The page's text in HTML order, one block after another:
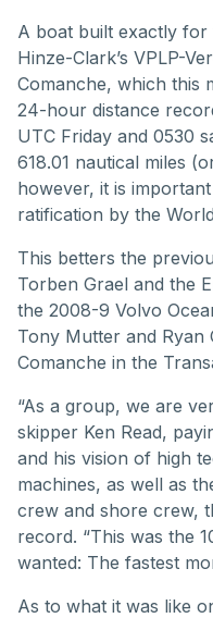
A boat built exactly for
Hinze-Clark’s VPLP-
Comanche, which this
24-hour distance
UTC Friday and 0530
618.01 nautical miles
however, it is
ratification by the
This betters the
Torben Grael and the
the 2008-9 Volvo
Tony Mutter and Ryan
Comanche in the
“As a group, we are
skipper Ken Read,
and his vision of high
machines, as well as
crew and shore crew,
record. “This was the
wanted: The fastest
As to what it was like